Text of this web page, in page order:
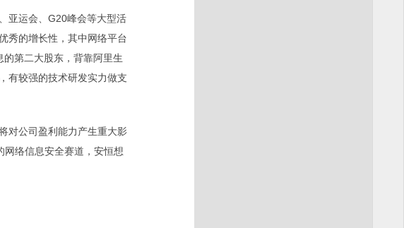
亚运会、G20峰会等大型活
秀的增长性，其中网络平台
第二大股东，背靠阿里生
有较强的技术研发实力做支
对公司盈利能力产生重大影
网络信息安全赛道，安恒想